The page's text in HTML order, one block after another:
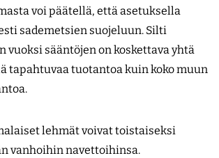
voi päätellä, että asetuksella
sademetsien suojeluun. Silti
vuoksi sääntöjen on koskettava yhtä
tapahtuvaa tuotantoa kuin koko muun
lehmät voivat toistaiseksi
vanhoihin navettoihinsa.